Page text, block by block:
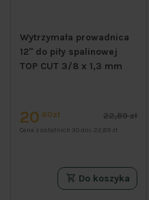
Wytrzymała prowadnica
12" do piły spalinowej
TOP CUT 3/8 x 1,3 mm
20 60zł 22,89 zł
Cena z ostatnich 30 dni: 22,89 zł
Do koszyka